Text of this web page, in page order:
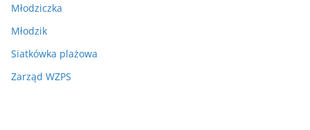
Młodziczka
Młodzik
Siatkówka plażowa
Zarząd WZPS